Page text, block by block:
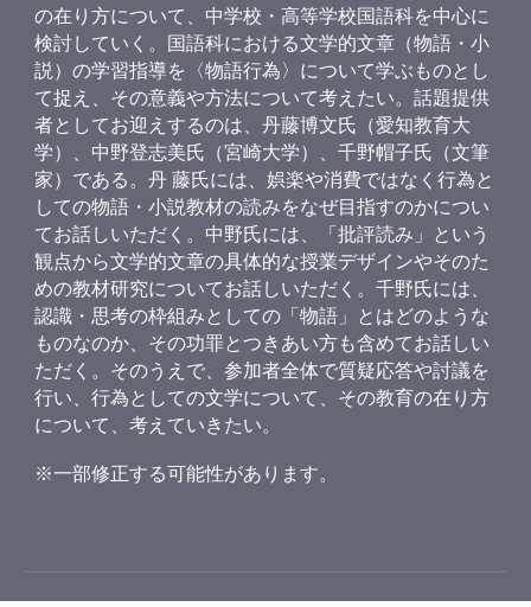
の在り方について、中学校・高等学校国語科を中心に
検討していく。国語科における文学的文章（物語・小
説）の学習指導を〈物語行為〉について学ぶものとし
て捉え、その意義や方法について考えたい。話題提供
者としてお迎えするのは、丹藤博文氏（愛知教育大
学）、中野登志美氏（宮崎大学）、千野帽子氏（文筆
家）である。丹 藤氏には、娯楽や消費ではなく行為と
しての物語・小説教材の読みをなぜ目指すのかについ
てお話しいただく。中野氏には、「批評読み」という
観点から文学的文章の具体的な授業デザインやそのた
めの教材研究についてお話しいただく。千野氏には、
認識・思考の枠組みとしての「物語」とはどのような
ものなのか、その功罪とつきあい方も含めてお話しい
ただく。そのうえで、参加者全体で質疑応答や討議を
行い、行為としての文学について、その教育の在り方
について、考えていきたい。
※一部修正する可能性があります。